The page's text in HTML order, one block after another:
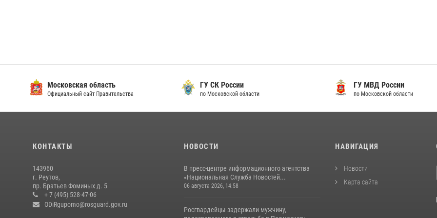
Московская область
Официальный сайт Правительства
ГУ СК России
по Московской области
ГУ МВД России
по Московской области
КОНТАКТЫ
143960
г. Реутов,
пр. Братьев Фоминых д. 5
+ 7 (495) 528-47-06
ODiRgupomo@rosguard.gov.ru
НОВОСТИ
В пресс-центре информационного агентства
«Национальная Служба Новостей...
06 августа 2026, 14:58
Росгвардейцы задержали мужчину,
НАВИГАЦИЯ
Новости
Карта сайта